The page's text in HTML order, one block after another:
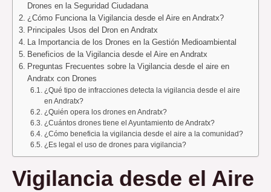
Drones en la Seguridad Ciudadana
¿Cómo Funciona la Vigilancia desde el Aire en Andratx?
Principales Usos del Dron en Andratx
La Importancia de los Drones en la Gestión Medioambiental
Beneficios de la Vigilancia desde el Aire en Andratx
Preguntas Frecuentes sobre la Vigilancia desde el aire en
Andratx con Drones
¿Qué tipo de infracciones detecta la vigilancia desde el aire
en Andratx?
¿Quién opera los drones en Andratx?
¿Cuántos drones tiene el Ayuntamiento de Andratx?
¿Cómo beneficia la vigilancia desde el aire a la comunidad?
¿Es legal el uso de drones para vigilancia?
Vigilancia desde el Aire